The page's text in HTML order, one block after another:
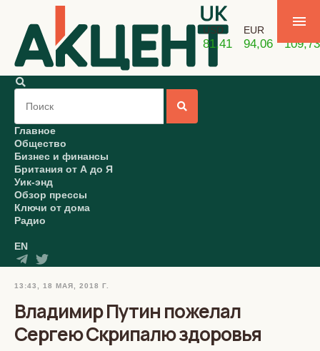
USD
81,41
EUR
94,06 109,73
Главное
Общество
Бизнес и финансы
Британия от А до Я
Уик-энд
Обзор прессы
Ключи от дома
Радио
EN
13:43, 18 МАЯ, 2018 Г.
Владимир Путин пожелал
Сергею Скрипалю здоровья